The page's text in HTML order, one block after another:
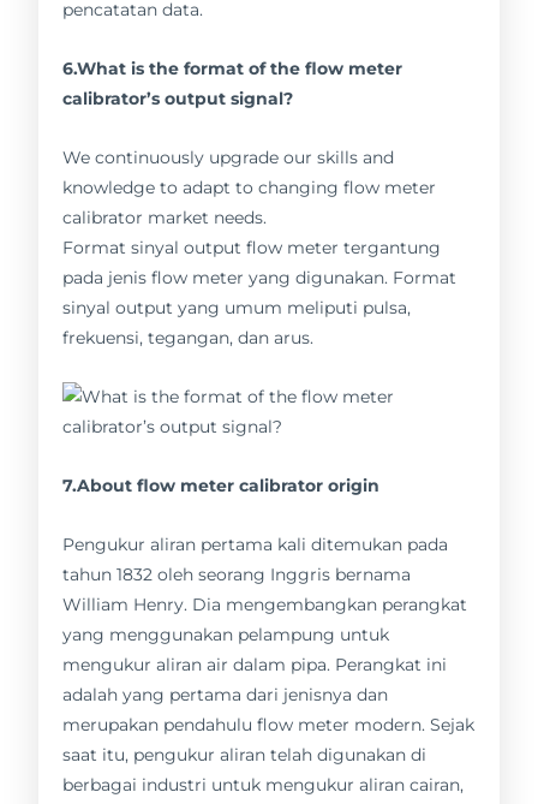
pencatatan data.
6.What is the format of the flow meter
calibrator’s output signal?
We continuously upgrade our skills and
knowledge to adapt to changing flow meter
calibrator market needs.
Format sinyal output flow meter tergantung
pada jenis flow meter yang digunakan. Format
sinyal output yang umum meliputi pulsa,
frekuensi, tegangan, dan arus.
7.About flow meter calibrator origin
Pengukur aliran pertama kali ditemukan pada
tahun 1832 oleh seorang Inggris bernama
William Henry. Dia mengembangkan perangkat
yang menggunakan pelampung untuk
mengukur aliran air dalam pipa. Perangkat ini
adalah yang pertama dari jenisnya dan
merupakan pendahulu flow meter modern. Sejak
saat itu, pengukur aliran telah digunakan di
berbagai industri untuk mengukur aliran cairan,